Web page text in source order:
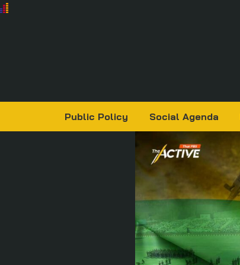
Public Policy Social Agenda